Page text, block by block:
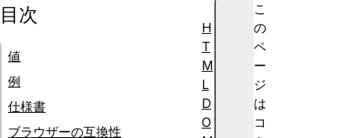
こ
の
ペ
ー
ジ
は
コ
目次
値
例
仕様書
ブラウザーの互換性
H
T
M
L
D
O